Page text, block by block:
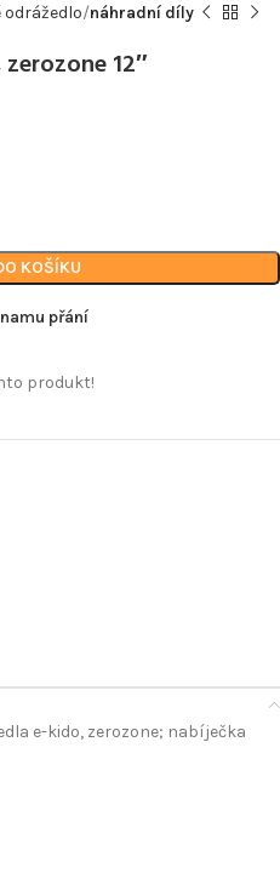
odrážedlo náhradní díly
12″
KOŠÍKU
přání
produkt!
e-kido, zerozone; nabíječka